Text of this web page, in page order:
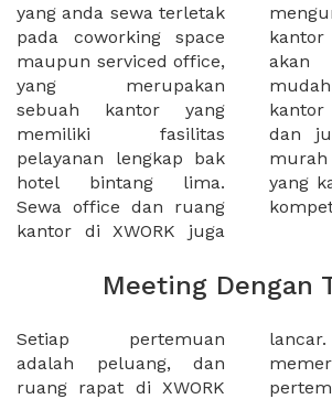
yang anda sewa terletak
pada coworking space
maupun serviced office,
yang merupakan
sebuah kantor yang
memiliki fasilitas
pelayanan lengkap bak
hotel bintang lima.
Sewa office dan ruang
kantor di XWORK juga
mengunjungi calon
kantor Anda, semuanya
akan dibuat lebih
mudah untuk sewa
kantor terbaik Anda,
dan juga sewa kantor
murah karena harga
yang kami miliki sangat
Meeting Dengan
Setiap pertemuan
adalah peluang, dan
ruang rapat di XWORK
lancar. apakah Anda
memerlukan ruang
pertemuan kecil untuk